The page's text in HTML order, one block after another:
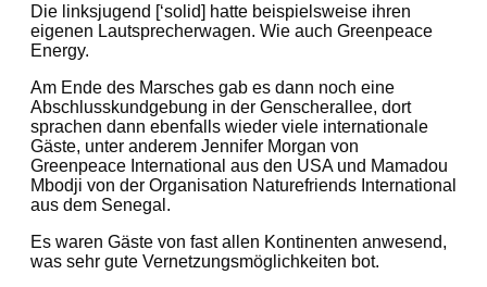
Die linksjugend [‘solid] hatte beispielsweise ihren
eigenen Lautsprecherwagen. Wie auch Greenpeace
Energy.
Am Ende des Marsches gab es dann noch eine
Abschlusskundgebung in der Genscherallee, dort
sprachen dann ebenfalls wieder viele internationale
Gäste, unter anderem Jennifer Morgan von
Greenpeace International aus den USA und Mamadou
Mbodji von der Organisation Naturefriends International
aus dem Senegal.
Es waren Gäste von fast allen Kontinenten anwesend,
was sehr gute Vernetzungsmöglichkeiten bot.